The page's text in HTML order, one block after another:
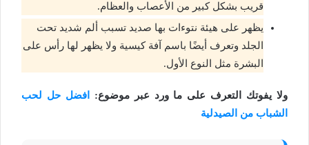
قريب بشكل كبير من الأعصاب والعظام.
يظهر على هيئة نتوءات بها صديد تسبب ألم شديد تحت
الجلد وتعرف أيضًا باسم آفة كيسية ولا يظهر لها رأس على
البشرة مثل النوع الأول.
ولا يفوتك التعرف على ما ورد عبر موضوع:
افضل حل لحب
الشباب من الصيدلية